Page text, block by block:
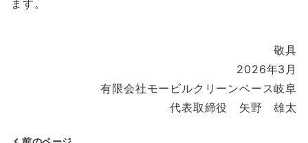
ます。
敬具
2026年3月
有限会社モービルクリーンベース岐阜
代表取締役 矢野 雄太